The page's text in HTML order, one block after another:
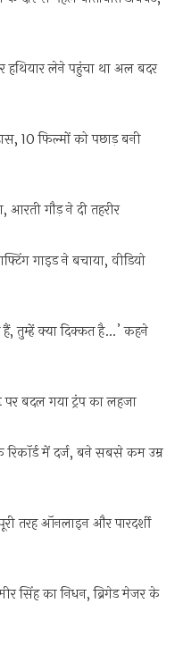
लेने पहुंचा था अल बदर
10 फिल्मों को पछाड़ बनी
गौड़ ने दी तहरीर
गाइड ने बचाया, वीडियो
तुम्हें क्या दिक्कत है…’ कहने
पर बदल गया ट्रंप का लहजा
में दर्ज, बने सबसे कम उम्र
तरह ऑनलाइन और पारदर्शी
सिंह का निधन, ब्रिगेड मेजर के